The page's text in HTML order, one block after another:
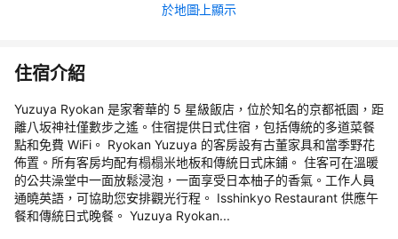
於地圖上顯示
住宿介紹
Yuzuya Ryokan 是家奢華的 5 星級飯店，位於知名的京都祇園，距
離八坂神社僅數步之遙。住宿提供日式住宿，包括傳統的多道菜餐
點和免費 WiFi。 Ryokan Yuzuya 的客房設有古董家具和當季野花
佈置。所有客房均配有榻榻米地板和傳統日式床鋪。 住客可在溫暖
的公共澡堂中一面放鬆浸泡，一面享受日本柚子的香氣。工作人員
通曉英語，可協助您安排觀光行程。 Isshinkyo Restaurant 供應午
餐和傳統日式晚餐。 Yuzuya Ryokan...